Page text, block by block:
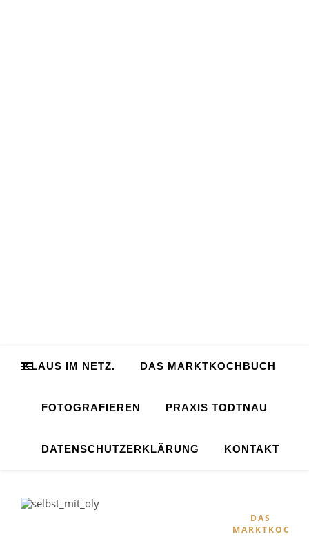
KLAUS IM NETZ. DAS MARKTKOCHBUCH
FOTOGRAFIEREN PRAXIS TODTNAU
DATENSCHUTZERKLÄRUNG KONTAKT
DAS